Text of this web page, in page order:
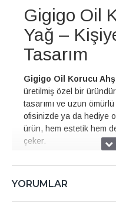
Gigigo Oil
Yağ –
Tasarım
Gigigo Oil Korucu
üretilmiş özel bir
tasarımı ve uzun
ofisinizde ya da hediye
ürün, hem estetik hem
çeker.
Gigigo Oil
Yağ
YORUMLAR